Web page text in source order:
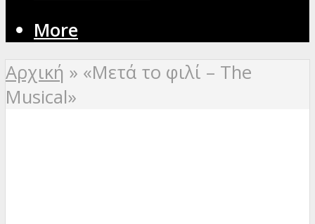
More
Αρχική » «Μετά το φιλί – The
Musical»